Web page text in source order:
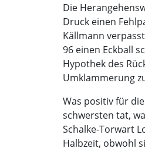
Die
Druck einen
Källmann
96 einen Eckball
Hypothek des
Umklammerung
Was positiv für
schwersten tat,
Schalke-Torwart
Halbzeit, obwohl